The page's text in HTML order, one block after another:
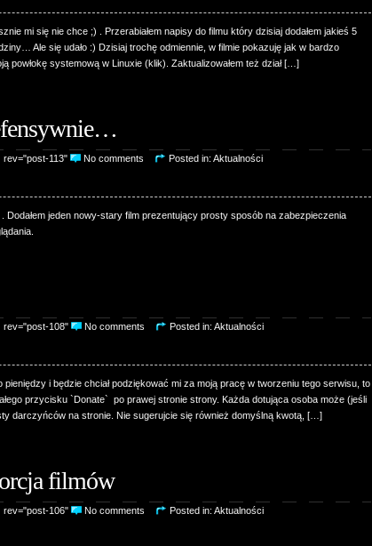
mi się nie chce ;) . Przerabiałem napisy do filmu który dzisiaj dodałem jakieś 5
Ale się udało :) Dzisiaj trochę odmiennie, w filmie pokazuję jak w bardzo
powłokę systemową w Linuxie (klik). Zaktualizowałem też dział […]
rev="post-113" No comments Posted in: Aktualności
Dodałem jeden nowy-stary film prezentujący prosty sposób na zabezpieczenia
rev="post-108" No comments Posted in: Aktualności
i będzie chciał podziękować mi za moją pracę w tworzeniu tego serwisu, to
przycisku `Donate` po prawej stronie strony. Każda dotująca osoba może (jeśli
darczyńców na stronie. Nie sugerujcie się również domyślną kwotą, […]
filmów
rev="post-106" No comments Posted in: Aktualności